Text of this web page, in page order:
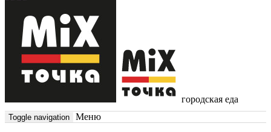
городская еда
Toggle navigation Меню